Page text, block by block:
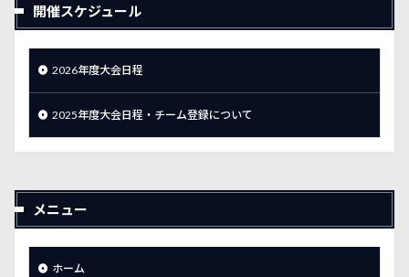
開催スケジュール
2026年度大会日程
2025年度大会日程・チーム登録について
メニュー
ホーム